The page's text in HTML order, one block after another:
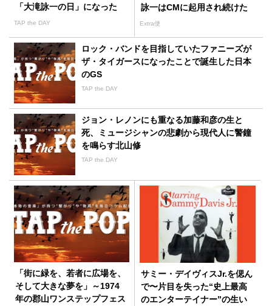
「大滝詠一の日」になった
TAP the DAY
詠一はCMに起用され続けた
のか？
Extra便
ロック・バンドを目指していたファニーズが
ザ・タイガースになったことで誕生した日本
のGS
TAP the DAY
ジョン・レノンにも重なる加藤和彦の生と
死、ミュージシャンの悲劇から現代人に警鐘
を鳴らす北山修
TAP the DAY
「街に緑を、若者に広場を、
そして大きな夢を」～1974
年の郡山ワンステップフェス
サミー・デイヴィスJr.を偲ん
で〜片目を失った“史上最高
のエンターテイナー”の生い